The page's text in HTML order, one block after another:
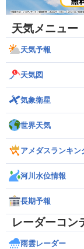
天気メニュー
天気予報
天気図
気象衛星
世界天気
アメダスランキン
河川水位情報
長期予報
レーダーコン
雨雲レーダー